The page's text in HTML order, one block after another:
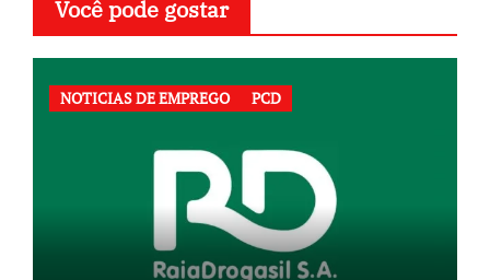
Você pode gostar
NOTICIAS DE EMPREGO PCD